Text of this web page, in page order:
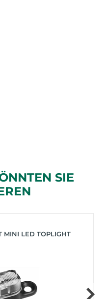
SIE
MINI LED TOPLIGHT